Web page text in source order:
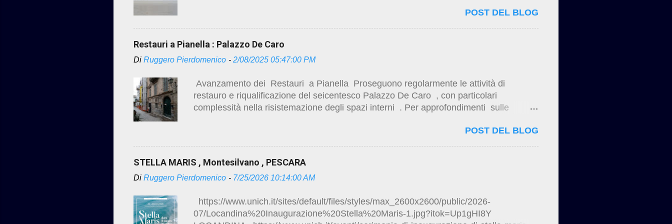
POST DEL BLOG
Restauri a Pianella : Palazzo De Caro
Di Ruggero Pierdomenico - 2/08/2025 05:47:00 PM
Avanzamento dei Restauri a Pianella Proseguono regolarmente le attività di
restauro e riqualificazione del seicentesco Palazzo De Caro , con particolari
complessità nella risistemazione degli spazi interni . Per approfondimenti sulle
https://studio.ruggeropierdomenicodottmagistralearchitettura.design/2024/12/restauri-
pianella-pescara.html
POST DEL BLOG
STELLA MARIS , Montesilvano , PESCARA
Di Ruggero Pierdomenico - 7/25/2026 10:14:00 AM
https://www.unich.it/sites/default/files/styles/max_2600x2600/public/2026-
07/Locandina%20Inaugurazione%20Stella%20Maris-1.jpg?itok=Up1gHI8Y